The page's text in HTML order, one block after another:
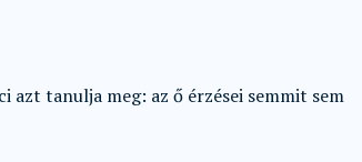
azt tanulja meg: az ő érzései semmit sem